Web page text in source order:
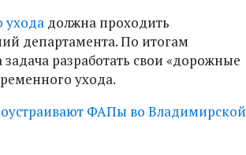
уходадолжна проходить
департамента. По итогам
разработать свои «дорожные
ухода.
ФАПы во Владимирской